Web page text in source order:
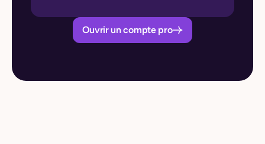
Ouvrir un compte pro